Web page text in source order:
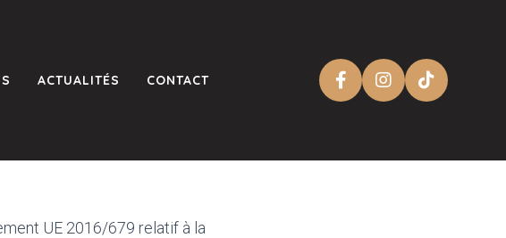
ACTUALITÉS CONTACT
UE 2016/679 relatif à la